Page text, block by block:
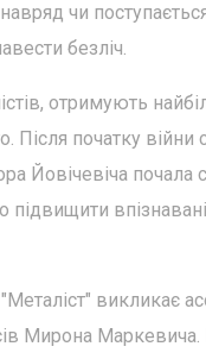
чи
безліч.
отримують
початку війни
Йовічевіча почала
підвищити
викликає
Мирона